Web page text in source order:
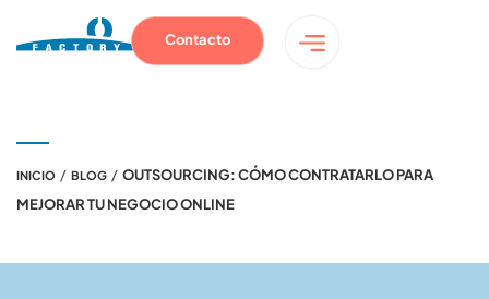
Contacto
INICIO / BLOG / OUTSOURCING: CÓMO CONTRATARLO PARA
MEJORAR TU NEGOCIO ONLINE